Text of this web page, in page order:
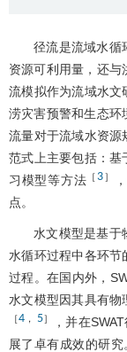
径流是流域水循
资源可利用量，还
流模拟作为流域水文
涝灾害预警和生态环
流量对于流域水资源
范式上主要包括：基
习模型等方法 ［ 3］
点。
水文模型是基于
水循环过程中各环节
过程。在国内外，
水文模型因其具有物
［4 ， 5］ ，并在
展了卓有成效的研